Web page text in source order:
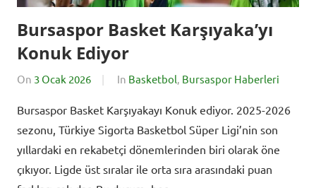
Bursaspor Basket Karşıyaka’yı
Konuk Ediyor
On 3 Ocak 2026
By
In Basketbol Bursaspor Haberleri
Bursaspor Basket Karşıyakayı Konuk ediyor. 2025-2026
sezonu, Türkiye Sigorta Basketbol Süper Ligi’nin son
yıllardaki en rekabetçi dönemlerinden biri olarak öne
çıkıyor. Ligde üst sıralar ile orta sıra arasındaki puan